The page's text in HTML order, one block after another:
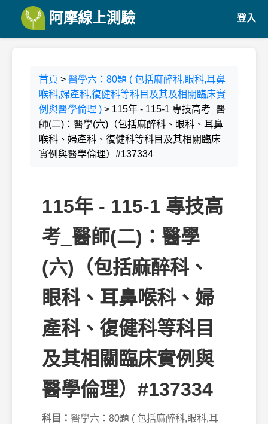
阿摩線上測驗 登入
首頁 > 醫學六：80題 ( 包括麻醉科,眼科,耳鼻
喉科,婦產科,復健科等科目及其及相關臨床實
例與醫學倫理 ) > 115年 - 115-1 專技高考_醫
師(二)：醫學(六)（包括麻醉科、眼科、耳鼻
喉科、婦產科、復健科等科目及其相關臨床
實例與醫學倫理）#137334
115年 - 115-1 專技高
考_醫師(二)：醫學
(六)（包括麻醉科、
眼科、耳鼻喉科、婦
產科、復健科等科目
及其相關臨床實例與
醫學倫理）#137334
科目： 醫學六：80題 ( 包括麻醉科,眼科,耳